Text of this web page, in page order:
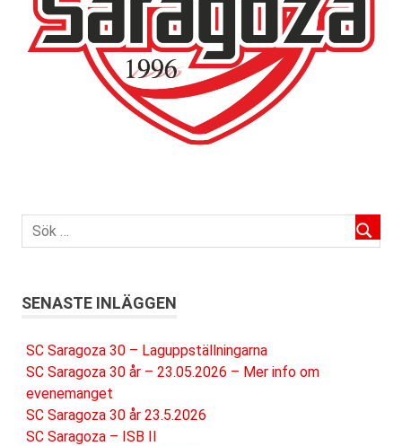
SENASTE INLÄGGEN
SC Saragoza 30 – Laguppställningarna
SC Saragoza 30 år – 23.05.2026 – Mer info om
evenemanget
SC Saragoza 30 år 23.5.2026
SC Saragoza – ISB II